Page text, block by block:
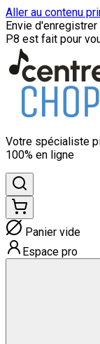
Aller au contenu
Envie
P8 est fait pour
Votre spécialiste
100% en ligne
Panier vide
Espace pro